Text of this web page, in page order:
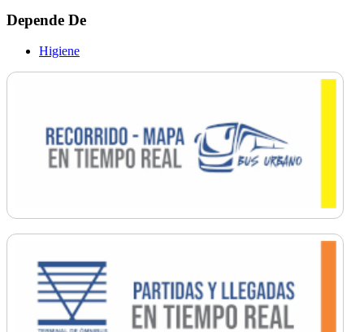
Depende De
Higiene